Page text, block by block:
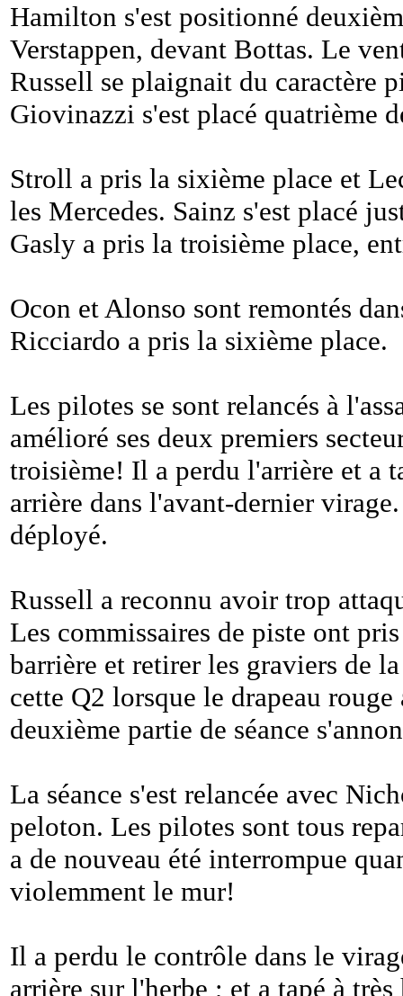
Hamilton s'est positionné
Verstappen, devant Bottas. Le
Russell se plaignait du caractère
Giovinazzi s'est placé quatrième
Stroll a pris la sixième place et
les Mercedes. Sainz s'est placé
Gasly a pris la troisième place,
Ocon et Alonso sont remontés
Ricciardo a pris la sixième place.
Les pilotes se sont relancés à
amélioré ses deux premiers
troisième! Il a perdu l'arrière et a
arrière dans l'avant-dernier
déployé.
Russell a reconnu avoir trop
Les commissaires de piste ont
barrière et retirer les graviers de
cette Q2 lorsque le drapeau
deuxième partie de séance
La séance s'est relancée avec
peloton. Les pilotes sont tous
a de nouveau été interrompue
violemment le mur!
Il a perdu le contrôle dans le
arrière sur l'herbe ; et a tapé à